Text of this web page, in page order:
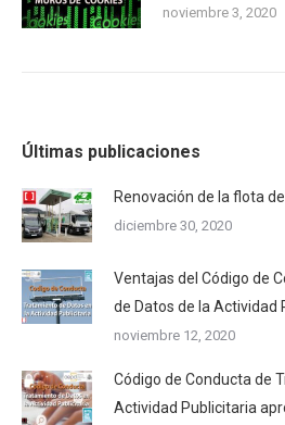
noviembre 3, 2020
Últimas publicaciones
Renovación de la flota
diciembre 30, 2020
Ventajas del Código de
de Datos de la Actividad
noviembre 12, 2020
Código de Conducta de
Actividad Publicitaria